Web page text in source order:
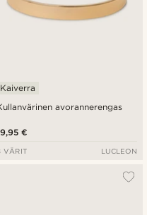
avorannerengas
Kaiverra
€
VÄRIT LUCLEON